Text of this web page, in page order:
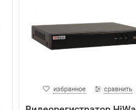
избранное сравнить